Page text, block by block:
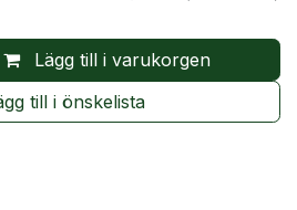
Lägg till i varukorgen
till i önskelista